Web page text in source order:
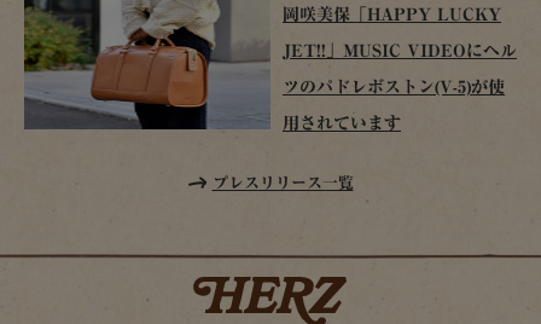
岡咲美保「HAPPY LUCKY
JET!!」MUSIC VIDEOにヘル
ツのパドレボストン(V-5)が使
用されています
プレスリリース一覧